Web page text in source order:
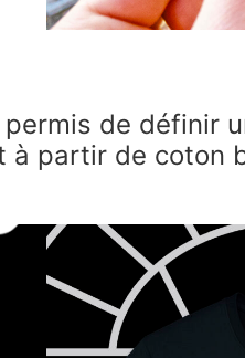
de définir
partir de coton